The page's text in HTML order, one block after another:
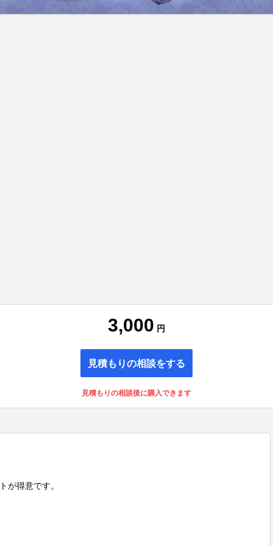
3,000 円
見積もりの相談をする
見積もりの相談後に購入できます
が得意です。